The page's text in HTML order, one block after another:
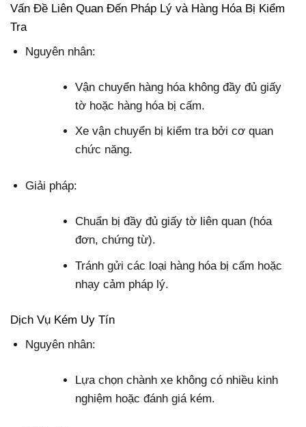
Vấn Đề Liên Quan Đến Pháp Lý và Hàng Hóa Bị Kiểm
Tra
Nguyên nhân:
Vận chuyển hàng hóa không đầy đủ giấy
tờ hoặc hàng hóa bị cấm.
Xe vận chuyển bị kiểm tra bởi cơ quan
chức năng.
Giải pháp:
Chuẩn bị đầy đủ giấy tờ liên quan (hóa
đơn, chứng từ).
Tránh gửi các loại hàng hóa bị cấm hoặc
nhạy cảm pháp lý.
Dịch Vụ Kém Uy Tín
Nguyên nhân:
Lựa chọn chành xe không có nhiều kinh
nghiệm hoặc đánh giá kém.